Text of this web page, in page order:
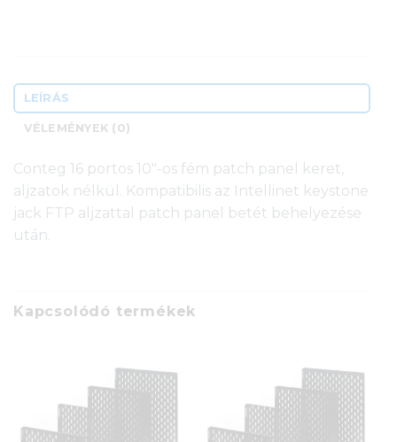
LEÍRÁS
VÉLEMÉNYEK (0)
Conteg 16 portos 10″-os fém patch panel keret,
aljzatok nélkül. Kompatibilis az Intellinet keystone
jack FTP aljzattal patch panel betét behelyezése
után.
Kapcsolódó termékek